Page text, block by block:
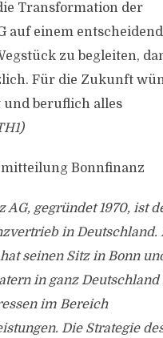
Transformation der
auf einem
zu begleiten,
Für die Zukunft
beruflich alles
Bonnfinanz
AG, gegründet 1970, ist
in Deutschland.
seinen Sitz in Bonn
in ganz Deutschland
im Bereich
Die Strategie